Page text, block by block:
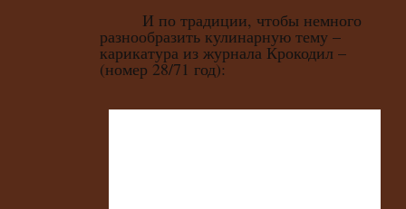
И по традиции, чтобы немного
разнообразить кулинарную тему –
карикатура из журнала Крокодил –
(номер 28/71 год):